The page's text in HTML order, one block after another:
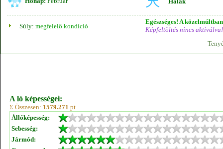
Súly: megfelelő kondíció
Egészséges! A
Képfeltöltés nincs aktiválva!
A ló képességei:
Σ Összesen: 1579.271 pt
Állóképesség:
Sebesség:
Jármód: